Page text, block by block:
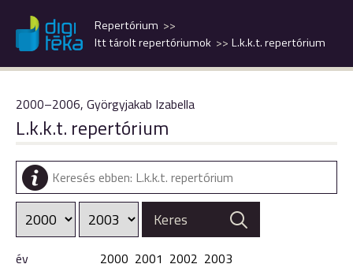
L.k.k.t. repertórium
Itt tárolt repertóriumok
Repertórium
2000–2006, Györgyjakab Izabella
L.k.k.t. repertórium
év 2000 2001 2002 2003